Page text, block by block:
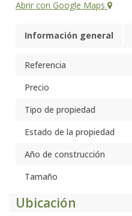
Abrir con Google Maps
Información general
Referencia
Precio
Tipo de propiedad
Estado de la propiedad
Año de construcción
Tamaño
Ubicación